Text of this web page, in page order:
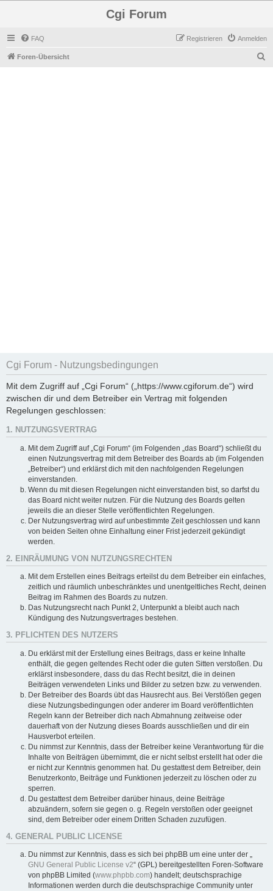
Cgi Forum
FAQ Anmelden
Registrieren
Foren-Übersicht
Cgi Forum - Nutzungsbedingungen
Mit dem Zugriff auf „Cgi Forum“ („https://www.cgiforum.de“) wird
zwischen dir und dem Betreiber ein Vertrag mit folgenden
Regelungen geschlossen:
1. NUTZUNGSVERTRAG
Mit dem Zugriff auf „Cgi Forum“ (im Folgenden „das Board“) schließt du
einen Nutzungsvertrag mit dem Betreiber des Boards ab (im Folgenden
„Betreiber“) und erklärst dich mit den nachfolgenden Regelungen
einverstanden.
Wenn du mit diesen Regelungen nicht einverstanden bist, so darfst du
das Board nicht weiter nutzen. Für die Nutzung des Boards gelten
jeweils die an dieser Stelle veröffentlichten Regelungen.
Der Nutzungsvertrag wird auf unbestimmte Zeit geschlossen und kann
von beiden Seiten ohne Einhaltung einer Frist jederzeit gekündigt
werden.
2. EINRÄUMUNG VON NUTZUNGSRECHTEN
Mit dem Erstellen eines Beitrags erteilst du dem Betreiber ein einfaches,
zeitlich und räumlich unbeschränktes und unentgeltliches Recht, deinen
Beitrag im Rahmen des Boards zu nutzen.
Das Nutzungsrecht nach Punkt 2, Unterpunkt a bleibt auch nach
Kündigung des Nutzungsvertrages bestehen.
3. PFLICHTEN DES NUTZERS
Du erklärst mit der Erstellung eines Beitrags, dass er keine Inhalte
enthält, die gegen geltendes Recht oder die guten Sitten verstoßen. Du
erklärst insbesondere, dass du das Recht besitzt, die in deinen
Beiträgen verwendeten Links und Bilder zu setzen bzw. zu verwenden.
Der Betreiber des Boards übt das Hausrecht aus. Bei Verstößen gegen
diese Nutzungsbedingungen oder anderer im Board veröffentlichten
Regeln kann der Betreiber dich nach Abmahnung zeitweise oder
dauerhaft von der Nutzung dieses Boards ausschließen und dir ein
Hausverbot erteilen.
Du nimmst zur Kenntnis, dass der Betreiber keine Verantwortung für die
Inhalte von Beiträgen übernimmt, die er nicht selbst erstellt hat oder die
er nicht zur Kenntnis genommen hat. Du gestattest dem Betreiber, dein
Benutzerkonto, Beiträge und Funktionen jederzeit zu löschen oder zu
sperren.
Du gestattest dem Betreiber darüber hinaus, deine Beiträge
abzuändern, sofern sie gegen o. g. Regeln verstoßen oder geeignet
sind, dem Betreiber oder einem Dritten Schaden zuzufügen.
4. GENERAL PUBLIC LICENSE
Du nimmst zur Kenntnis, dass es sich bei phpBB um eine unter der „
GNU General Public License v2“ (GPL) bereitgestellten Foren-Software
von phpBB Limited (www.phpbb.com) handelt; deutschsprachige
Informationen werden durch die deutschsprachige Community unter